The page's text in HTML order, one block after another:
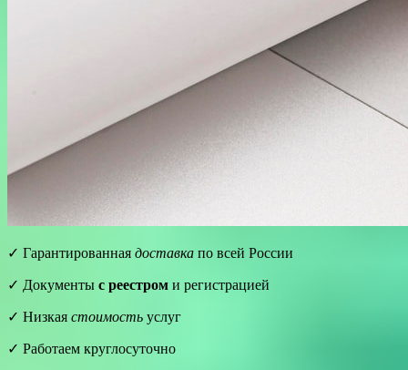
✓ Гарантированная доставка по всей России
✓ Документы с реестром и регистрацией
✓ Низкая стоимость услуг
✓ Работаем круглосуточно